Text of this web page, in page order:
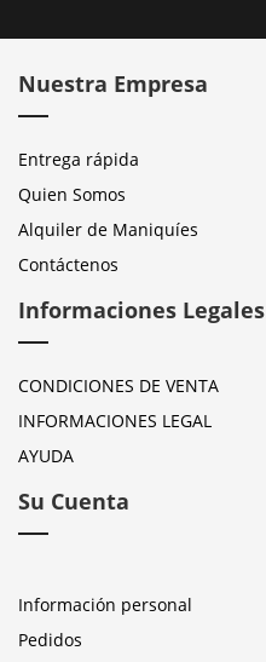
Nuestra Empresa
Entrega rápida
Quien Somos
Alquiler de Maniquíes
Contáctenos
Informaciones Legales
CONDICIONES DE VENTA
INFORMACIONES LEGAL
AYUDA
Su Cuenta
Información personal
Pedidos